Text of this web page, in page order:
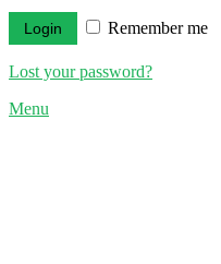
Remember me
Lost your password?
Menu